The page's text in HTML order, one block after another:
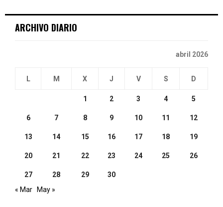
ARCHIVO DIARIO
abril 2026
L M X J V S D
1 2 3 4 5
6 7 8 9 10 11 12
13 14 15 16 17 18 19
20 21 22 23 24 25 26
27 28 29
30
« Mar
May »